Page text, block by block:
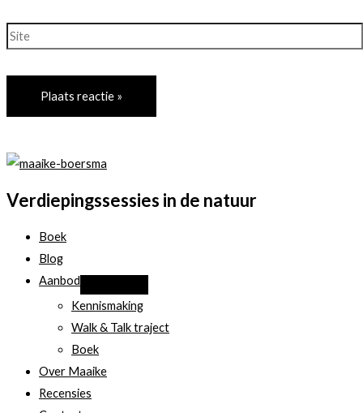
Site
Verdiepingssessies in de natuur
Boek
Blog
Aanbod
Kennismaking
Walk & Talk traject
Boek
Over Maaike
Recensies